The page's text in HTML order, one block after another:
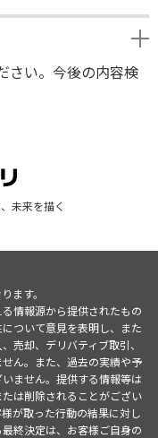
さい。今後の内容検
未来を描く
ます。
情報源から提供されたもの
ついて意見を表明し、また
売却、デリバティブ取引、
ん。また、過去の実績や予
ません。提供する情報等は
は削除されることがござい
が取った行動の結果に対し
終決定は、お客様ご自身の